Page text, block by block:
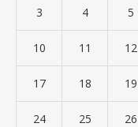
3 4 5
10 11 12
17 18 19
24 25 26